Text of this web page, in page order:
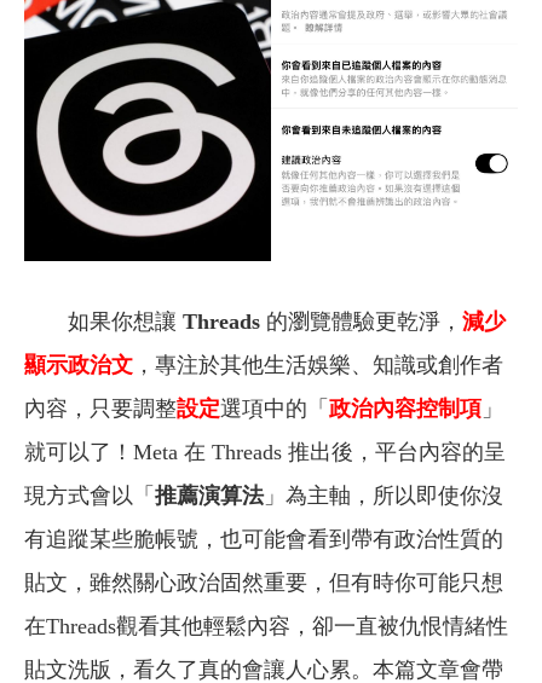
如果你想讓 Threads 的瀏覽體驗更乾淨， 減少
顯示政治文 ，專注於其他生活娛樂、知識或創作者
內容，只要調整設定選項中的「 政治內容控制項 」
就可以了！Meta 在 Threads 推出後，平台內容的呈
現方式會以「 推薦演算法」為主軸，所以即使你沒
有追蹤某些脆帳號，也可能會看到帶有政治性質的
貼文，雖然關心政治固然重要，但有時你可能只想
在Threads觀看其他輕鬆內容，卻一直被仇恨情緒性
貼文洗版，看久了真的會讓人心累。本篇文章會帶